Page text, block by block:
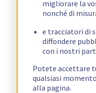
migliorare la
nonché di
e tracciatori di
diffondere
con i nostri
Potete accettare
qualsiasi
alla pagina.